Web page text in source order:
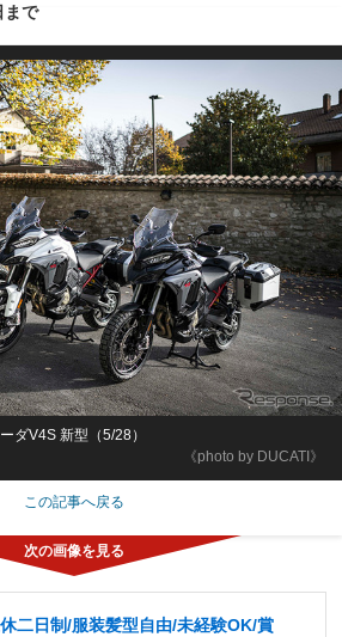
まで
《photo by DUCATI》
ダV4S 新型（5/28）
この記事へ戻る
二日制/服装髪型自由/未経験OK/賞